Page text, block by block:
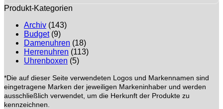
Produkt-Kategorien
Archiv (143)
Budget (9)
Damenuhren (18)
Herrenuhren (113)
Uhrenboxen (5)
*Die auf dieser Seite verwendeten Logos und Markennamen sind
eingetragene Marken der jeweiligen Markeninhaber und werden
ausschließlich verwendet, um die Herkunft der Produkte zu
kennzeichnen.